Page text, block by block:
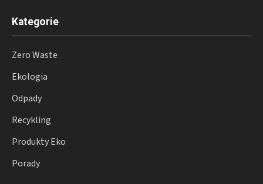
Kategorie
Zero Waste
Ekologia
Odpady
Recykling
Produkty Eko
Porady